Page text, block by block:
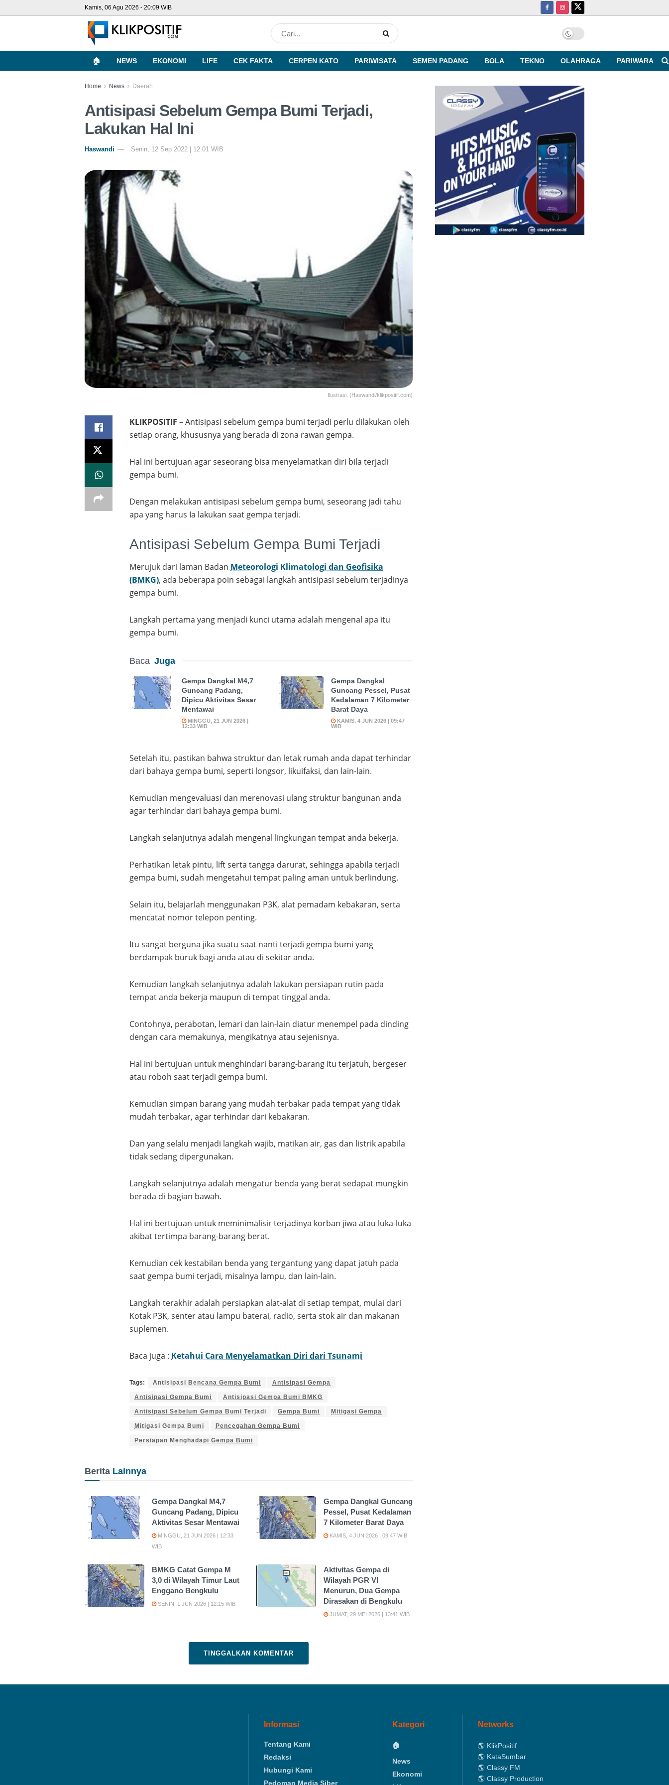
Kamis, 06 Agu 2026 - 20:09 WIB
🏠 NEWS EKONOMI LIFE CEK FAKTA CERPEN KATO PARIWISATA SEMEN PADANG BOLA TEKNO OLAHRAGA PARIWARA
Home News Daerah
Antisipasi Sebelum Gempa Bumi Terjadi,
Lakukan Hal Ini
Haswandi Senin, 12 Sep 2022 | 12:01 WIB
Ilustrasi. (Haswandi/klikpositif.com)
KLIKPOSITIF – Antisipasi sebelum gempa bumi terjadi perlu dilakukan oleh
setiap orang, khususnya yang berada di zona rawan gempa.
Hal ini bertujuan agar seseorang bisa menyelamatkan diri bila terjadi
gempa bumi.
Dengan melakukan antisipasi sebelum gempa bumi, seseorang jadi tahu
apa yang harus Ia lakukan saat gempa terjadi.
Antisipasi Sebelum Gempa Bumi Terjadi
Merujuk dari laman Badan Meteorologi Klimatologi dan Geofisika
(BMKG), ada beberapa poin sebagai langkah antisipasi sebelum terjadinya
gempa bumi.
Langkah pertama yang menjadi kunci utama adalah mengenal apa itu
gempa bumi.
Baca Juga
Gempa Dangkal M4,7
Guncang Padang,
Dipicu Aktivitas Sesar
Mentawai
MINGGU, 21 JUN 2026 |
12:33 WIB
Gempa Dangkal
Guncang Pessel, Pusat
Kedalaman 7 Kilometer
Barat Daya
KAMIS, 4 JUN 2026 | 09:47
WIB
Setelah itu, pastikan bahwa struktur dan letak rumah anda dapat terhindar
dari bahaya gempa bumi, seperti longsor, likuifaksi, dan lain-lain.
Kemudian mengevaluasi dan merenovasi ulang struktur bangunan anda
agar terhindar dari bahaya gempa bumi.
Langkah selanjutnya adalah mengenal lingkungan tempat anda bekerja.
Perhatikan letak pintu, lift serta tangga darurat, sehingga apabila terjadi
gempa bumi, sudah mengetahui tempat paling aman untuk berlindung.
Selain itu, belajarlah menggunakan P3K, alat pemadam kebakaran, serta
mencatat nomor telepon penting.
Itu sangat berguna jika suatu saat nanti terjadi gempa bumi yang
berdampak buruk bagi anda atau di sekitar anda.
Kemudian langkah selanjutnya adalah lakukan persiapan rutin pada
tempat anda bekerja maupun di tempat tinggal anda.
Contohnya, perabotan, lemari dan lain-lain diatur menempel pada dinding
dengan cara memakunya, mengikatnya atau sejenisnya.
Hal ini bertujuan untuk menghindari barang-barang itu terjatuh, bergeser
atau roboh saat terjadi gempa bumi.
Kemudian simpan barang yang mudah terbakar pada tempat yang tidak
mudah terbakar, agar terhindar dari kebakaran.
Dan yang selalu menjadi langkah wajib, matikan air, gas dan listrik apabila
tidak sedang dipergunakan.
Langkah selanjutnya adalah mengatur benda yang berat sedapat mungkin
berada di bagian bawah.
Hal ini bertujuan untuk meminimalisir terjadinya korban jiwa atau luka-luka
akibat tertimpa barang-barang berat.
Kemudian cek kestabilan benda yang tergantung yang dapat jatuh pada
saat gempa bumi terjadi, misalnya lampu, dan lain-lain.
Langkah terakhir adalah persiapkan alat-alat di setiap tempat, mulai dari
Kotak P3K, senter atau lampu baterai, radio, serta stok air dan makanan
suplemen.
Baca juga : Ketahui Cara Menyelamatkan Diri dari Tsunami
Tags: Antisipasi Bencana Gempa Bumi Antisipasi Gempa
Antisipasi Gempa Bumi Antisipasi Gempa Bumi BMKG
Antisipasi Sebelum Gempa Bumi Terjadi Gempa Bumi Mitigasi Gempa
Mitigasi Gempa Bumi Pencegahan Gempa Bumi
Persiapan Menghadapi Gempa Bumi
Berita Lainnya
Gempa Dangkal M4,7
Guncang Padang, Dipicu
Aktivitas Sesar Mentawai
MINGGU, 21 JUN 2026 | 12:33
WIB
Gempa Dangkal Guncang
Pessel, Pusat Kedalaman
7 Kilometer Barat Daya
KAMIS, 4 JUN 2026 | 09:47 WIB
BMKG Catat Gempa M
3,0 di Wilayah Timur Laut
Enggano Bengkulu
SENIN, 1 JUN 2026 | 12:15 WIB
Aktivitas Gempa di
Wilayah PGR VI
Menurun, Dua Gempa
Dirasakan di Bengkulu
JUMAT, 29 MEI 2026 | 13:41 WIB
TINGGALKAN KOMENTAR
Informasi
Tentang Kami
Redaksi
Hubungi Kami
Pedoman Media Siber
Kategori
🏠
News
Ekonomi
Networks
🌎 KlikPositif
🌎 KataSumbar
🌎 Classy FM
🌎 Classy Production